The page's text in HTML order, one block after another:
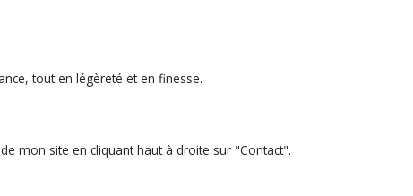
tout en légèreté et en finesse.
mon site en cliquant haut à droite sur "Contact".